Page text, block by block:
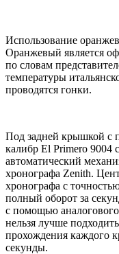
Использование
Оранжевый является
по словам
температуры
проводятся гонки.
Под задней крышкой с
калибр El Primero 9004
автоматический
хронографа Zenith.
хронографа с
полный оборот за
с помощью аналогового
нельзя лучше
прохождения каждого
секунды.